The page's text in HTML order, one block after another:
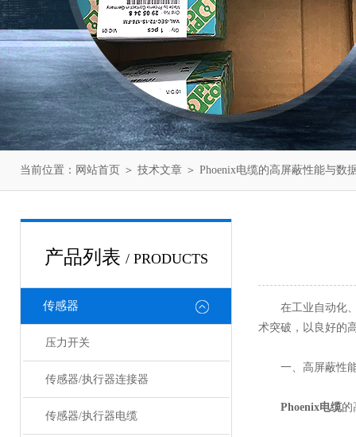
当前位置： 网站首页 ＞ 技术文章 ＞ Phoenix电缆的高屏蔽性能与数
产品列表 / PRODUCTS
传感器
压力开关
传感器/执行器连接器
传感器/执行器电缆
在工业自动化、
术突破，以良好的
一、高屏蔽性能
Phoenix电缆的